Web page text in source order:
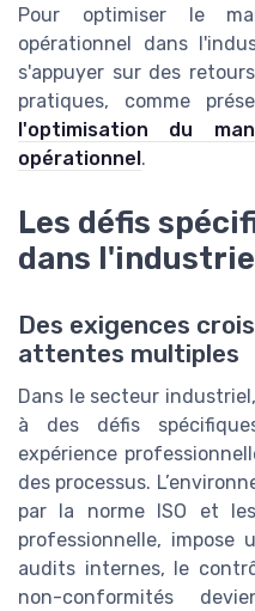
Pour optimiser le
opérationnel dans
s'appuyer sur des
pratiques, comme
l'optimisation du
opérationnel.
Les défis
dans l'industrie
Des exigences
attentes multiples
Dans le secteur
à des défis
expérience
des processus.
par la norme ISO et
professionnelle, impose
audits internes, le
non-conformités